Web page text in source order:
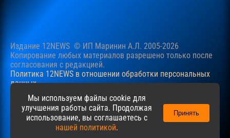
Издание 12NEWS © ИП Маринин А.Л. 2005-2026
Копирование любых материалов разрешено только после
согласования c редакцией.
Политика 12NEWS в отношении обработки персональных
данных
Наш сайт использует файлы cookie для учучшения
пользовательского опыта. Продолжая просматривать сайт,
вы соглашаетесь с нашейПолитикойв отношении файлов
Мы используем файлы cookie для
улучшения работы сайта. Продолжая
использование, вы соглашаетесь с
нашей политикой.
Принять